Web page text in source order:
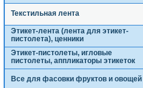
Текстильная лента
Этикет-лента (лента для этикет-
пистолета), ценники
Этикет-пистолеты, игловые
пистолеты, аппликаторы этикеток
Все для фасовки фруктов и овощей